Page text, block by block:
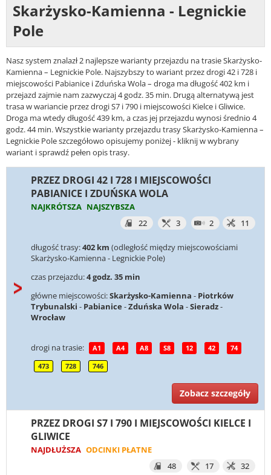
Skarżysko-Kamienna - Legnickie
Pole
Nasz system znalazł 2 najlepsze warianty przejazdu na trasie Skarżysko-
Kamienna – Legnickie Pole. Najszybszy to wariant przez drogi 42 i 728 i
miejscowości Pabianice i Zduńska Wola – droga ma długość 402 km i
przejazd zajmie nam zazwyczaj 4 godz. 35 min. Drugą alternatywą jest
trasa w wariancie przez drogi S7 i 790 i miejscowości Kielce i Gliwice.
Droga ma wtedy długość 439 km, a czas jej przejazdu wynosi średnio 4
godz. 44 min. Wszystkie warianty przejazdu trasy Skarżysko-Kamienna –
Legnickie Pole szczegółowo opisujemy poniżej - kliknij w wybrany
wariant i sprawdź pełen opis trasy.
PRZEZ DROGI 42 I 728 I MIEJSCOWOŚCI
PABIANICE I ZDUŃSKA WOLA
NAJKRÓTSZA NAJSZYBSZA
22
3 2 11
długość trasy:402 km (odległość między miejscowościami
Skarżysko-Kamienna - Legnickie Pole)
czas przejazdu:4 godz. 35 min
główne miejscowości:Skarżysko-Kamienna - Piotrków
Trybunalski - Pabianice -Zduńska Wola -Sieradz-
Wrocław
drogi na trasie: A1 A4 A8 S8 12 42 74
473 728 746
Zobacz szczegóły
PRZEZ DROGI S7 I 790 I MIEJSCOWOŚCI KIELCE I
GLIWICE
NAJDŁUŻSZA ODCINKI PŁATNE
48
17 32